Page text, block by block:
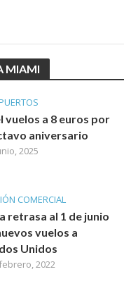
MIAMI
vuelos a 8 euros por
aniversario
2025
COMERCIAL
retrasa al 1 de junio
vuelos a
Unidos
2022